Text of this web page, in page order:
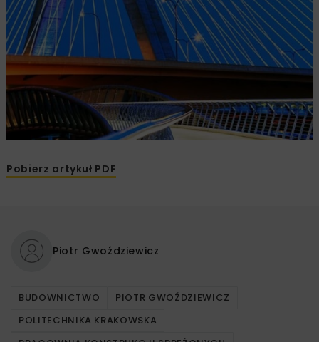
Pobierz artykuł PDF
Piotr Gwoździewicz
BUDOWNICTWO
PIOTR GWOŹDZIEWICZ
POLITECHNIKA KRAKOWSKA